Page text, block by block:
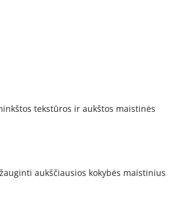
tekstūros ir aukštos maistinės
aukščiausios kokybės maistinius